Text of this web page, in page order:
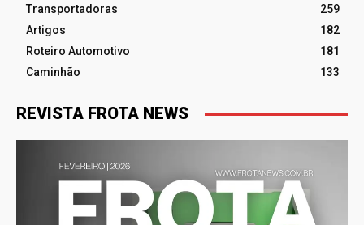
Transportadoras
259
Artigos
182
Roteiro Automotivo
181
Caminhão
133
REVISTA FROTA NEWS